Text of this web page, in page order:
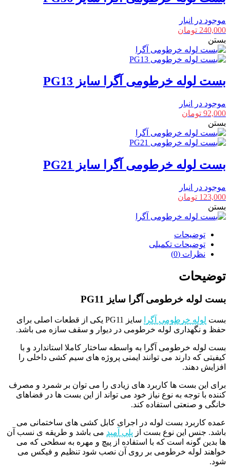
موجود در انبار
240,000 تومان
بستن
بست لوله خرطومی آگرا سایز PG13
موجود در انبار
92,000 تومان
بستن
بست لوله خرطومی آگرا سایز PG21
موجود در انبار
123,000 تومان
بستن
توضیحات
توضیحات تکمیلی
نظرات (0)
توضیحات
بست لوله خرطومی آگرا سایز PG11
بست لوله خرطومی آگرا
سایز PG11 یکی از قطعات اصلی برای
حفظ و نگهداری لوله خرطومی در دیوار و سقف سازه می باشد.
بست لوله خرطومی آگرا به واسطه ساختار کاملا استاندارد و با
کیفیتی که دارند می توانند ایمنی پروژه های سیم کشی داخلی را
افزایش دهند.
برای این بست ها کاربرد های زیادی را می توان بر شمرد و مصرف
کننده با توجه به نوع نیاز خود می تواند از این بست ها در فضاهای
خانگی و صنعتی استفاده کند.
عمده کاربرد بست لوله در اجرای کابل کشی های ساختمانی می
باشد. جنس این نوع بست از پلی آمید می باشد و طریقه ی نسب آن
ها بدین گونه است که با استفاده از پیچ و مهره به سطحی که می
خواهند لوله خرطومی بر روی آن نصب شود تنظیم و فیکس می
شود.